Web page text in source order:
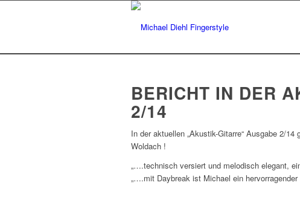
BERICHT IN DER
2/14
In der aktuellen „Akustik-Gitarre“ Ausgabe 2/
Woldach !
„….technisch versiert und melodisch elegant,
„….mit Daybreak ist Michael ein